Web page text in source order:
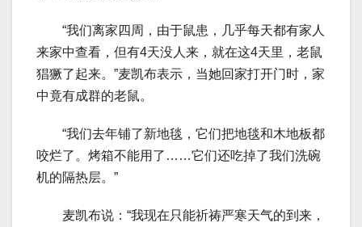
“我们离家四周，由于鼠患，几乎每天都有家人
来家中查看，但有4天没人来，就在这4天里，老鼠
猖獗了起来。”麦凯布表示，当她回家打开门时，家
中竟有成群的老鼠。
“我们去年铺了新地毯，它们把地毯和木地板都
咬烂了。烤箱不能用了……它们还吃掉了我们洗碗
机的隔热层。”
麦凯布说：“我现在只能祈祷严寒天气的到来，